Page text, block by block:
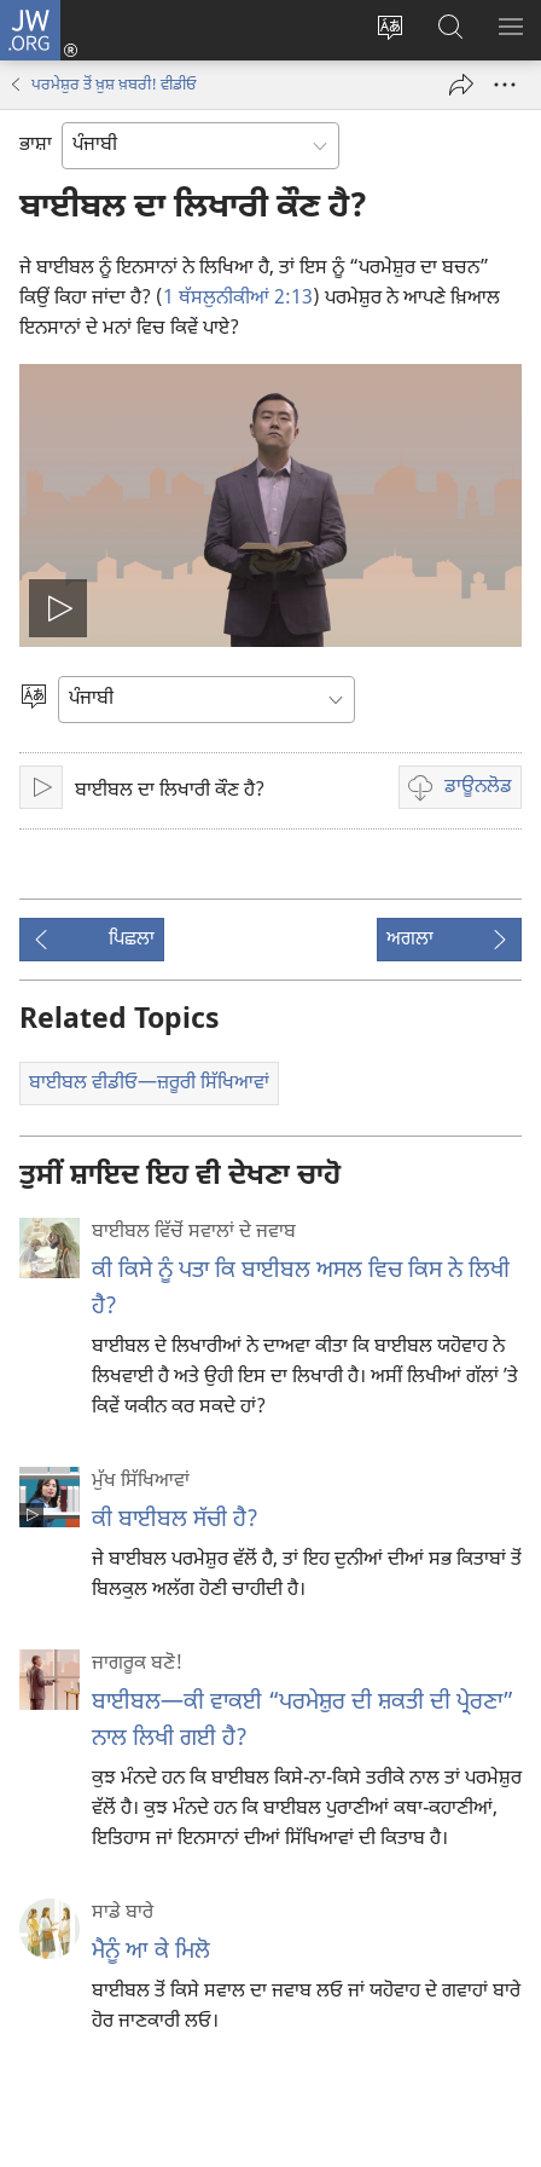
JW.ORG
ਸਾਈਟ
ਭਾਸ਼ਾ
ਲਾਗ-
new
JW.ORG
ʼਤੇ
ਖੋਜ
ਪਰਮੇਸ਼ੁਰ ਤੋਂ ਖ਼ੁਸ਼ ਖ਼ਬਰੀ! ਵੀਡੀਓ
ਭਾਸ਼ਾ
ਬਾਈਬਲ ਦਾ ਲਿਖਾਰੀ ਕੌਣ ਹੈ?
ਜੇ ਬਾਈਬਲ ਨੂੰ ਇਨਸਾਨਾਂ ਨੇ ਲਿਖਿਆ ਹੈ, ਤਾਂ ਇਸ ਨੂੰ “ਪਰਮੇਸ਼ੁਰ ਦਾ ਬਚਨ”
ਕਿਉਂ ਕਿਹਾ ਜਾਂਦਾ ਹੈ? (1 ਥੱਸਲੁਨੀਕੀਆਂ 2:13) ਪਰਮੇਸ਼ੁਰ ਨੇ ਆਪਣੇ ਖ਼ਿਆਲ
ਇਨਸਾਨਾਂ ਦੇ ਮਨਾਂ ਵਿਚ ਕਿਵੇਂ ਪਾਏ?
ਵੀਡੀਓ
ਚਲਾਓ
ਭਾਸ਼ਾ
ਚਲਾਓਬਾਈਬਲ ਦਾ ਲਿਖਾਰੀ ਕੌਣ ਹੈ? ਡਾਊਨਲੋਡ
ਵੀਡੀਓ
ਰਿਕਾਰਡਿੰਗ
ਡਾਊਨਲੋਡ
ਆਪਸ਼ਨ
ਪਿਛਲਾ ਅਗਲਾ
Related Topics
ਬਾਈਬਲ ਵੀਡੀਓ—ਜ਼ਰੂਰੀ ਸਿੱਖਿਆਵਾਂ
ਤੁਸੀਂ ਸ਼ਾਇਦ ਇਹ ਵੀ ਦੇਖਣਾ ਚਾਹੋ
ਬਾਈਬਲ ਵਿੱਚੋਂ ਸਵਾਲਾਂ ਦੇ ਜਵਾਬ
ਕੀ ਕਿਸੇ ਨੂੰ ਪਤਾ ਕਿ ਬਾਈਬਲ ਅਸਲ ਵਿਚ ਕਿਸ ਨੇ ਲਿਖੀ
ਹੈ?
ਬਾਈਬਲ ਦੇ ਲਿਖਾਰੀਆਂ ਨੇ ਦਾਅਵਾ ਕੀਤਾ ਕਿ ਬਾਈਬਲ ਯਹੋਵਾਹ ਨੇ
ਲਿਖਵਾਈ ਹੈ ਅਤੇ ਉਹੀ ਇਸ ਦਾ ਲਿਖਾਰੀ ਹੈ। ਅਸੀਂ ਲਿਖੀਆਂ ਗੱਲਾਂ ʼਤੇ
ਕਿਵੇਂ ਯਕੀਨ ਕਰ ਸਕਦੇ ਹਾਂ?
ਮੁੱਖ ਸਿੱਖਿਆਵਾਂ
ਕੀ ਬਾਈਬਲ ਸੱਚੀ ਹੈ?
ਜੇ ਬਾਈਬਲ ਪਰਮੇਸ਼ੁਰ ਵੱਲੋਂ ਹੈ, ਤਾਂ ਇਹ ਦੁਨੀਆਂ ਦੀਆਂ ਸਭ ਕਿਤਾਬਾਂ ਤੋਂ
ਬਿਲਕੁਲ ਅਲੱਗ ਹੋਣੀ ਚਾਹੀਦੀ ਹੈ।
ਜਾਗਰੂਕ ਬਣੋ!
ਬਾਈਬਲ—ਕੀ ਵਾਕਈ “ਪਰਮੇਸ਼ੁਰ ਦੀ ਸ਼ਕਤੀ ਦੀ ਪ੍ਰੇਰਣਾ”
ਨਾਲ ਲਿਖੀ ਗਈ ਹੈ?
ਕੁਝ ਮੰਨਦੇ ਹਨ ਕਿ ਬਾਈਬਲ ਕਿਸੇ-ਨਾ-ਕਿਸੇ ਤਰੀਕੇ ਨਾਲ ਤਾਂ ਪਰਮੇਸ਼ੁਰ
ਵੱਲੋਂ ਹੈ। ਕੁਝ ਮੰਨਦੇ ਹਨ ਕਿ ਬਾਈਬਲ ਪੁਰਾਣੀਆਂ ਕਥਾ-ਕਹਾਣੀਆਂ,
ਇਤਿਹਾਸ ਜਾਂ ਇਨਸਾਨਾਂ ਦੀਆਂ ਸਿੱਖਿਆਵਾਂ ਦੀ ਕਿਤਾਬ ਹੈ।
ਸਾਡੇ ਬਾਰੇ
ਮੈਨੂੰ ਆ ਕੇ ਮਿਲੋ
ਬਾਈਬਲ ਤੋਂ ਕਿਸੇ ਸਵਾਲ ਦਾ ਜਵਾਬ ਲਓ ਜਾਂ ਯਹੋਵਾਹ ਦੇ ਗਵਾਹਾਂ ਬਾਰੇ
ਹੋਰ ਜਾਣਕਾਰੀ ਲਓ।